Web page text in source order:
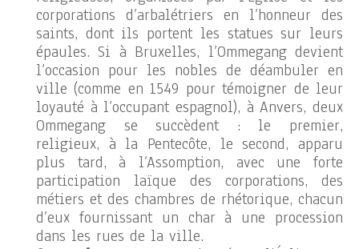
corporations d’arbalétriers en l’honneur des
saints, dont ils portent les statues sur leurs
épaules. Si à Bruxelles, l’Ommegang devient
l’occasion pour les nobles de déambuler en
ville (comme en 1549 pour témoigner de leur
loyauté à l’occupant espagnol), à Anvers, deux
Ommegang se succèdent : le premier,
religieux, à la Pentecôte, le second, apparu
plus tard, à l’Assomption, avec une forte
participation laïque des corporations, des
métiers et des chambres de rhétorique, chacun
d’eux fournissant un char à une procession
dans les rues de la ville.